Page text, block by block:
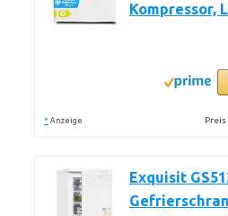
Kompressor,
* Anzeige Preis
Exquisit